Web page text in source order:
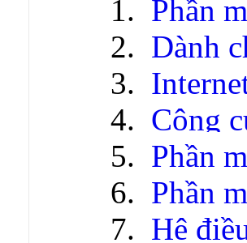
Phần
Dành
Công
Phần
Phần
Hệ